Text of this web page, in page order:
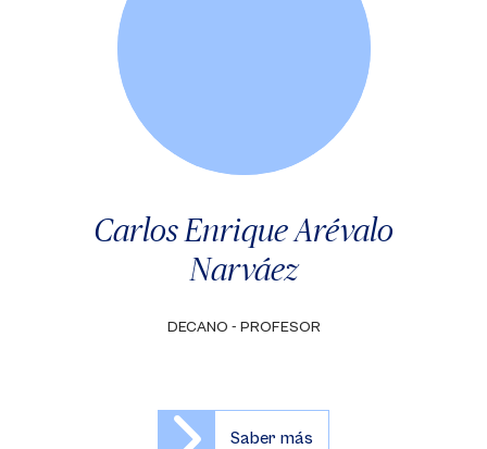
Carlos Enrique Arévalo
Narváez
DECANO - PROFESOR
Saber más